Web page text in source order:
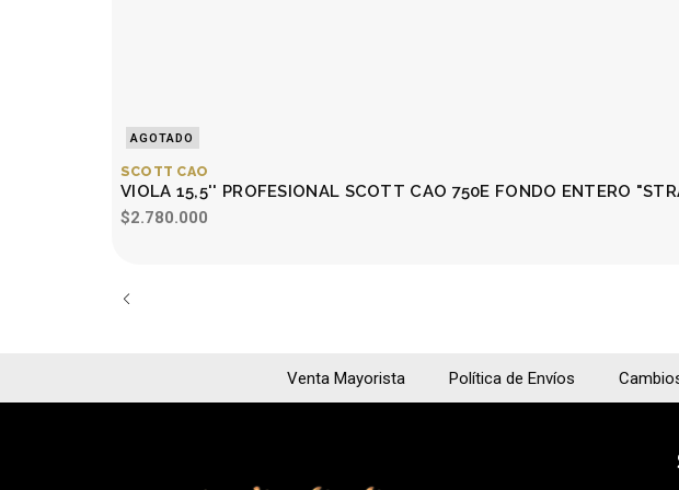
AGOTADO
SCOTT CAO
VIOLA 15,5'' PROFESIONAL SCOTT CAO 750E FONDO ENTERO
$2.780.000
Venta Mayorista Política de Envíos